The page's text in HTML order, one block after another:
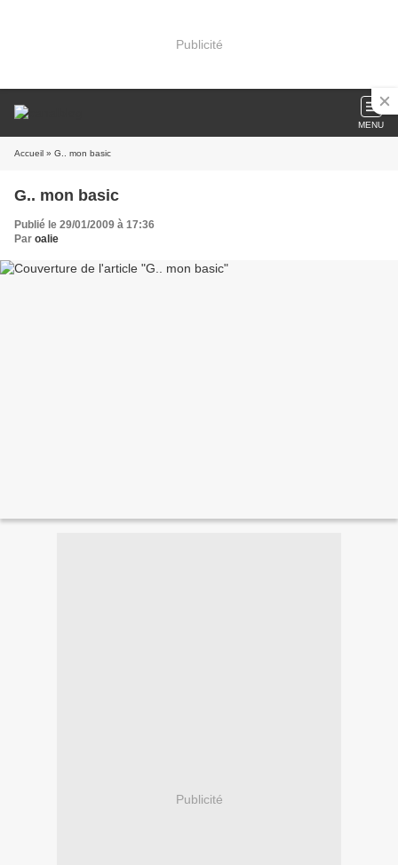
Publicité
MENU
Accueil » G.. mon basic
G.. mon basic
Publié le 29/01/2009 à 17:36
Par oalie
Publicité